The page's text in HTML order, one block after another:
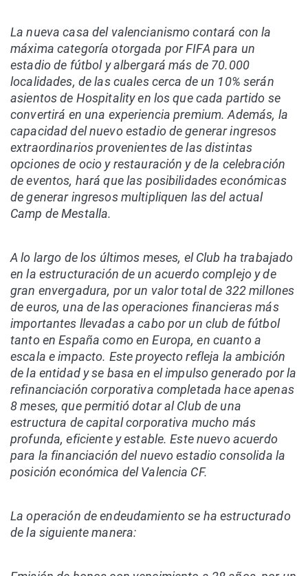
La nueva casa del valencianismo contará con la
máxima categoría otorgada por FIFA para un
estadio de fútbol y albergará más de 70.000
localidades, de las cuales cerca de un 10% serán
asientos de Hospitality en los que cada partido se
convertirá en una experiencia premium. Además, la
capacidad del nuevo estadio de generar ingresos
extraordinarios provenientes de las distintas
opciones de ocio y restauración y de la celebración
de eventos, hará que las posibilidades económicas
de generar ingresos multipliquen las del actual
Camp de Mestalla.
A lo largo de los últimos meses, el Club ha trabajado
en la estructuración de un acuerdo complejo y de
gran envergadura, por un valor total de 322 millones
de euros, una de las operaciones financieras más
importantes llevadas a cabo por un club de fútbol
tanto en España como en Europa, en cuanto a
escala e impacto. Este proyecto refleja la ambición
de la entidad y se basa en el impulso generado por la
refinanciación corporativa completada hace apenas
8 meses, que permitió dotar al Club de una
estructura de capital corporativa mucho más
profunda, eficiente y estable. Este nuevo acuerdo
para la financiación del nuevo estadio consolida la
posición económica del Valencia CF.
La operación de endeudamiento se ha estructurado
de la siguiente manera: